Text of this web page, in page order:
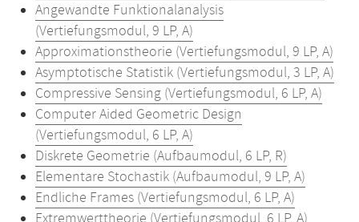
Angewandte Funktionalanalysis
(Vertiefungsmodul, 9 LP, A)
Approximationstheorie (Vertiefungsmodul, 9 LP, A)
Asymptotische Statistik (Vertiefungsmodul, 3 LP, A)
Compressive Sensing (Vertiefungsmodul, 6 LP, A)
Computer Aided Geometric Design
(Vertiefungsmodul, 6 LP, A)
Diskrete Geometrie (Aufbaumodul, 6 LP, R)
Elementare Stochastik (Aufbaumodul, 9 LP, A)
Endliche Frames (Vertiefungsmodul, 6 LP, A)